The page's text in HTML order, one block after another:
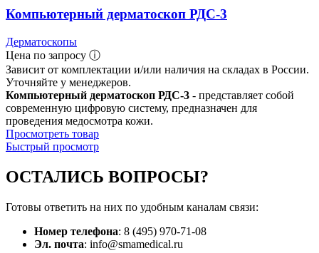
Компьютерный дерматоскоп РДС-3
Дерматоскопы
Цена по запросу ⓘ
Зависит от комплектации и/или наличия на складах в России.
Уточняйте у менеджеров.
Компьютерный дерматоскоп РДС-3 - представляет собой
современную цифровую систему, предназначен для
проведения медосмотра кожи.
Просмотреть товар
Быстрый просмотр
ОСТАЛИСЬ ВОПРОСЫ?
Готовы ответить на них по удобным каналам связи:
Номер телефона: 8 (495) 970-71-08
Эл. почта: info@smamedical.ru